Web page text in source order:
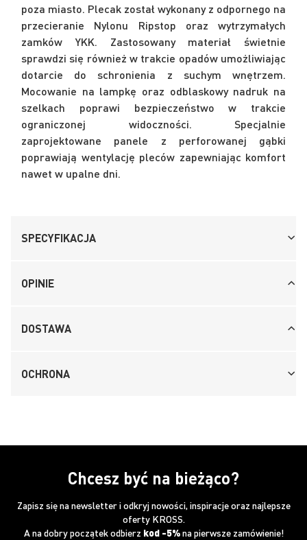
poza miasto. Plecak został wykonany z odpornego na
przecieranie Nylonu Ripstop oraz wytrzymałych
zamków YKK. Zastosowany materiał świetnie
sprawdzi się również w trakcie opadów umożliwiając
dotarcie do schronienia z suchym wnętrzem.
Mocowanie na lampkę oraz odblaskowy nadruk na
szelkach poprawi bezpieczeństwo w trakcie
ograniczonej widoczności. Specjalnie
zaprojektowane panele z perforowanej gąbki
poprawiają wentylację pleców zapewniając komfort
nawet w upalne dni.
SPECYFIKACJA
OPINIE
DOSTAWA
OCHRONA
Chcesz być na bieżąco?
Zapisz się na newsletter i odkryj nowości, inspiracje oraz najlepsze
oferty KROSS.
A na dobry początek odbierz kod -5%na pierwsze zamówienie!